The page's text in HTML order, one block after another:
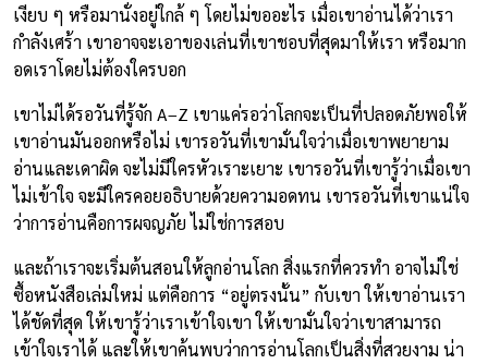
เงียบ ๆ หรือมานั่งอยู่ใกล้ ๆ โดยไม่ขออะไร เมื่อเขาอ่านได้ว่าเรา
กำลังเศร้า เขาอาจจะเอาของเล่นที่เขาชอบที่สุดมาให้เรา หรือมาก
อดเราโดยไม่ต้องใครบอก
เขาไม่ได้รอวันที่รู้จัก A–Z เขาแค่รอว่าโลกจะเป็นที่ปลอดภัยพอให้
เขาอ่านมันออกหรือไม่ เขารอวันที่เขามั่นใจว่าเมื่อเขาพยายาม
อ่านและเดาผิด จะไม่มีใครหัวเราะเยาะ เขารอวันที่เขารู้ว่าเมื่อเขา
ไม่เข้าใจ จะมีใครคอยอธิบายด้วยความอดทน เขารอวันที่เขาแน่ใจ
ว่าการอ่านคือการผจญภัย ไม่ใช่การสอบ
และถ้าเราจะเริ่มต้นสอนให้ลูกอ่านโลก สิ่งแรกที่ควรทำ อาจไม่ใช่
ซื้อหนังสือเล่มใหม่ แต่คือการ “อยู่ตรงนั้น” กับเขา ให้เขาอ่านเรา
ได้ชัดที่สุด ให้เขารู้ว่าเราเข้าใจเขา ให้เขามั่นใจว่าเขาสามารถ
เข้าใจเราได้ และให้เขาค้นพบว่าการอ่านโลกเป็นสิ่งที่สวยงาม น่า